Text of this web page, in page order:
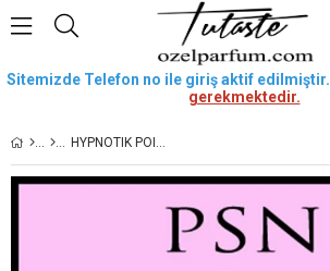
Sitemizde Telefon no ile giriş aktif edilmiştir.
gerekmektedir.
HYPNOTIK POISON [PSN] 50 ML